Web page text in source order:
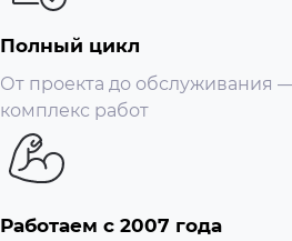
Полный цикл
От проекта до обслуживания
комплекс работ
Работаем с 2007 года